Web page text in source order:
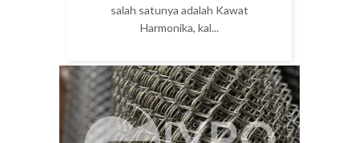
salah satunya adalah Kawat
Harmonika, kal...